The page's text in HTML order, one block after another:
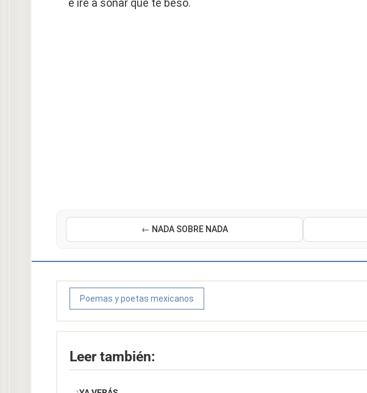
e iré a soñar que te beso.
← NADA SOBRE NADA
Poemas y poetas mexicanos
Leer también: